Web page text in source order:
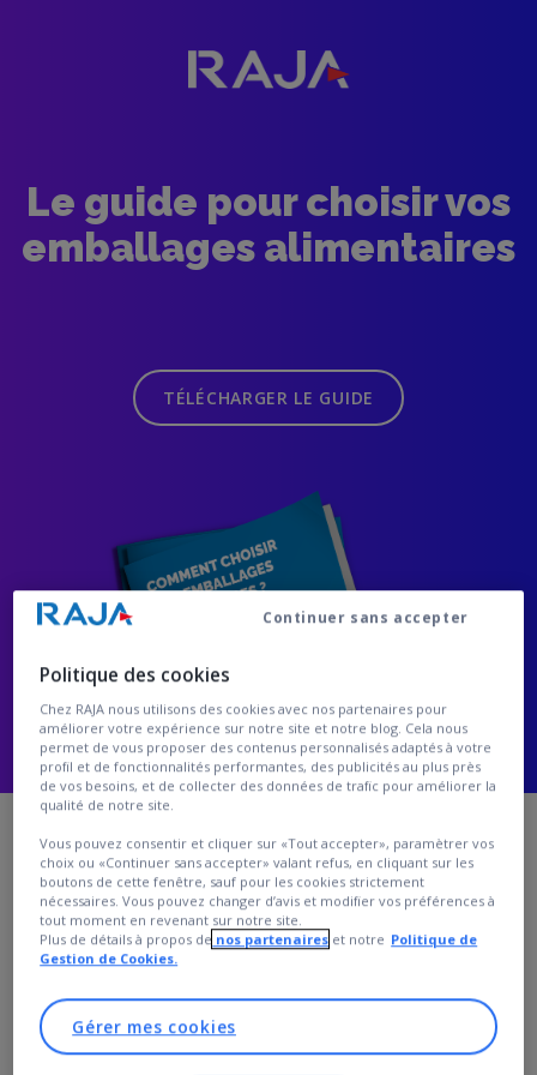
Le guide pour choisir vos
emballages alimentaires
TÉLÉCHARGER LE GUIDE
Trouvez les emballages
alimentaires idéaux pour
votre activité
Politique des cookies
Chez RAJA nous utilisons des cookies avec nos partenaires pour
améliorer votre expérience sur notre site et notre blog. Cela nous
permet de vous proposer des contenus personnalisés adaptés à votre
profil et de fonctionnalités performantes, des publicités au plus près
de vos besoins, et de collecter des données de trafic pour améliorer la
qualité de notre site.
Vous pouvez consentir et cliquer sur «Tout accepter», paramètrer vos
choix ou «Continuer sans accepter» valant refus, en cliquant sur les
boutons de cette fenêtre, sauf pour les cookies strictement
nécessaires. Vous pouvez changer d’avis et modifier vos préférences à
tout moment en revenant sur notre site.
Plus de détails à propos de nos partenaires et notre Politique de
Gestion de Cookies.
Gérer mes cookies
Continuer sans accepter